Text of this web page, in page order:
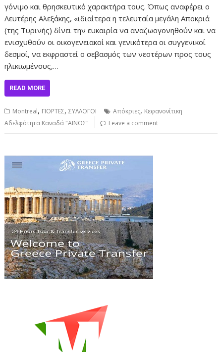
γόνιμο και θρησκευτικό χαρακτήρα τους. Όπως αναφέρει ο
Λευτέρης Αλεξάκης, «ιδιαίτερα η τελευταία μεγάλη Αποκριά
(της Τυρινής) δίνει την ευκαιρία να αναζωογονηθούν και να
ενισχυθούν οι οικογενειακοί και γενικότερα οι συγγενικοί
δεσμοί, να εκφραστεί ο σεβασμός των νεοτέρων προς τους
ηλικιωμένους,…
READ MORE
Montreal, ΓΙΟΡΤΕΣ,ΣΥΛΛΟΓΟΙ Απόκριες, Κεφανονίτικη
Αδελφότητα Καναδά "ΑΙΝΟΣ"
Leave a comment